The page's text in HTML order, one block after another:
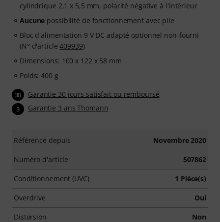
cylindrique 2,1 x 5,5 mm, polarité négative à l'intérieur
Aucune possibilité de fonctionnement avec pile
Bloc d'alimentation 9 V DC adapté optionnel non-fourni
(N° d'article409939)
Dimensions: 100 x 122 x 58 mm
Poids: 400 g
30 Garantie 30 jours satisfait ou remboursé
3 Garantie 3 ans Thomann
Référencé depuis Novembre 2020
Numéro d'article 507862
Conditionnement (UVC) 1 Pièce(s)
Overdrive Oui
Distorsion Non